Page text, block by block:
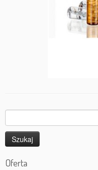
Oferta